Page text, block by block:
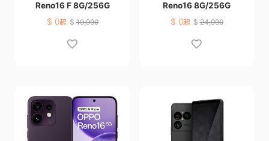
Reno16 F 8G/256G
$ 0起 $19,990
Reno16 8G/256G
$ 0起 $24,990